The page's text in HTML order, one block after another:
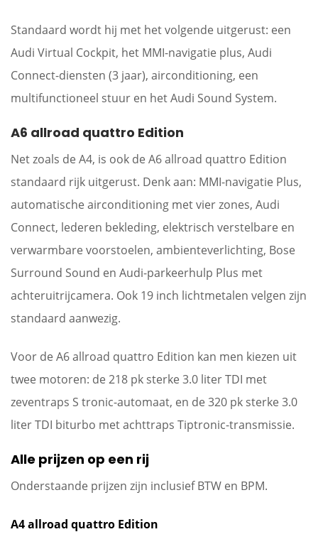
Standaard wordt hij met het volgende uitgerust: een
Audi Virtual Cockpit, het MMI-navigatie plus, Audi
Connect-diensten (3 jaar), airconditioning, een
multifunctioneel stuur en het Audi Sound System.
A6 allroad quattro Edition
Net zoals de A4, is ook de A6 allroad quattro Edition
standaard rijk uitgerust. Denk aan: MMI-navigatie Plus,
automatische airconditioning met vier zones, Audi
Connect, lederen bekleding, elektrisch verstelbare en
verwarmbare voorstoelen, ambienteverlichting, Bose
Surround Sound en Audi-parkeerhulp Plus met
achteruitrijcamera. Ook 19 inch lichtmetalen velgen zijn
standaard aanwezig.
Voor de A6 allroad quattro Edition kan men kiezen uit
twee motoren: de 218 pk sterke 3.0 liter TDI met
zeventraps S tronic-automaat, en de 320 pk sterke 3.0
liter TDI biturbo met achttraps Tiptronic-transmissie.
Alle prijzen op een rij
Onderstaande prijzen zijn inclusief BTW en BPM.
A4 allroad quattro Edition